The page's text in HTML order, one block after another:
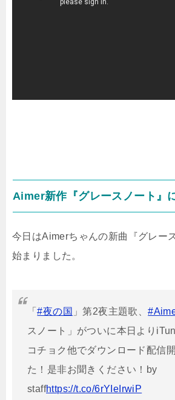
Aimer新作『グレースノート』
今日はAimerちゃんの新曲『グレー
始まりました。
「#夜の国 」第2夜主題歌、
スノート」がついに本日より
コチョク他でダウンロード配信
た！是非お聞きください！by
staffhttps://t.co/6rYIeIrwiP